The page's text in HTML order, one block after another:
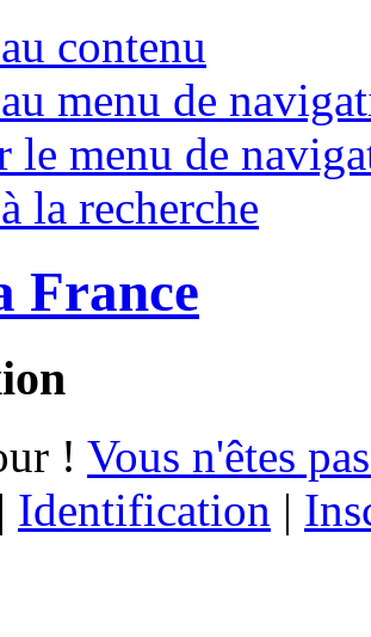
contenu
menu de
le menu de
la recherche
France
! Vous n'êtes
| Identification |